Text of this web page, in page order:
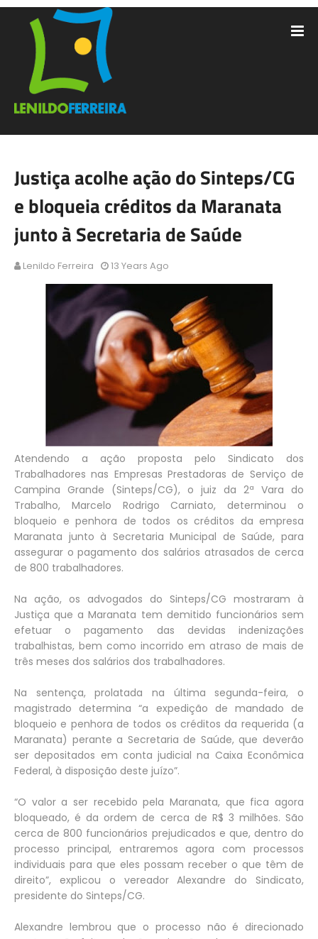
Justiça acolhe ação do Sinteps/CG
e bloqueia créditos da Maranata
junto à Secretaria de Saúde
Lenildo Ferreira 13 Years Ago
Atendendo a ação proposta pelo Sindicato dos
Trabalhadores nas Empresas Prestadoras de Serviço de
Campina Grande (Sinteps/CG), o juiz da 2ª Vara do
Trabalho, Marcelo Rodrigo Carniato, determinou o
bloqueio e penhora de todos os créditos da empresa
Maranata junto à Secretaria Municipal de Saúde, para
assegurar o pagamento dos salários atrasados de cerca
de 800 trabalhadores.
Na ação, os advogados do Sinteps/CG mostraram à
Justiça que a Maranata tem demitido funcionários sem
efetuar o pagamento das devidas indenizações
trabalhistas, bem como incorrido em atraso de mais de
três meses dos salários dos trabalhadores.
Na sentença, prolatada na última segunda-feira, o
magistrado determina “a expedição de mandado de
bloqueio e penhora de todos os créditos da requerida (a
Maranata) perante a Secretaria de Saúde, que deverão
ser depositados em conta judicial na Caixa Econômica
Federal, à disposição deste juízo”.
“O valor a ser recebido pela Maranata, que fica agora
bloqueado, é da ordem de cerca de R$ 3 milhões. São
cerca de 800 funcionários prejudicados e que, dentro do
processo principal, entraremos agora com processos
individuais para que eles possam receber o que têm de
direito”, explicou o vereador Alexandre do Sindicato,
presidente do Sinteps/CG.
Alexandre lembrou que o processo não é direcionado